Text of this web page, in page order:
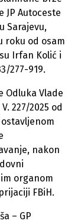
JP Autoceste
Sarajevu,
roku od osam
Irfan Kolić i
277-919.
Odluka Vlade
227/2025 od
nakon
organom
FBiH.
– GP